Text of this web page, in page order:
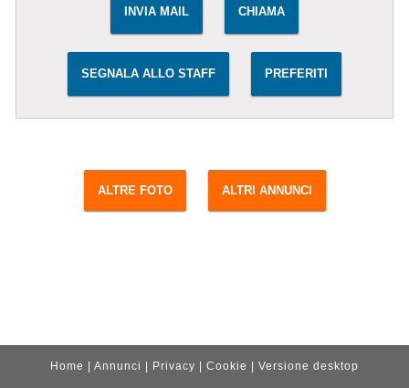
INVIA MAIL CHIAMA
SEGNALA ALLO STAFF PREFERITI
ALTRE FOTO ALTRI ANNUNCI
Home Annunci Privacy Cookie Versione desktop